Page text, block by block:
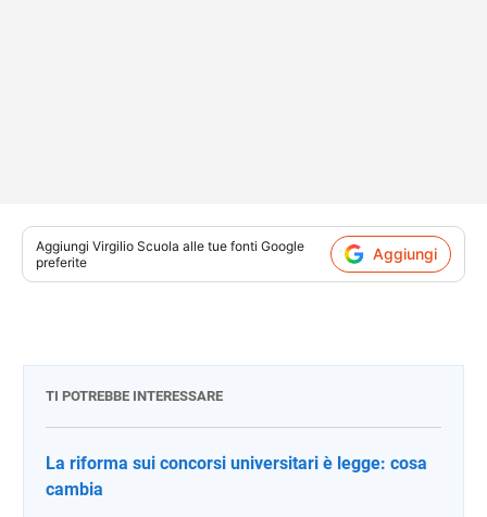
Aggiungi Virgilio Scuola alle tue fonti Google
preferite
Aggiungi
TI POTREBBE INTERESSARE
La riforma sui concorsi universitari è legge: cosa
cambia